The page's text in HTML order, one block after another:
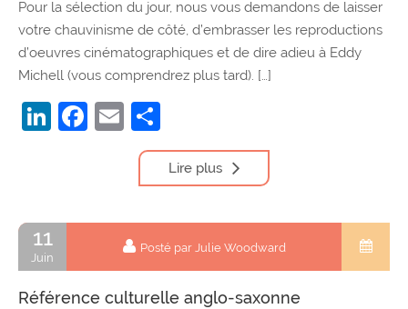
Pour la sélection du jour, nous vous demandons de laisser
votre chauvinisme de côté, d’embrasser les reproductions
d’oeuvres cinématographiques et de dire adieu à Eddy
Michell (vous comprendrez plus tard). […]
LinkedIn
Facebook
Email
Lire plus
11
Juin
Posté par Julie Woodward
Référence culturelle anglo-saxonne